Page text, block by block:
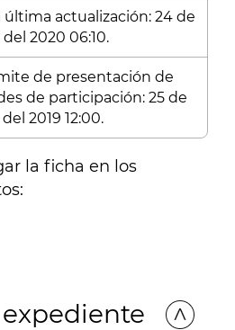
última actualización: 24 de
2020 06:10.
de presentación de
de participación: 25 de
2019 12:00.
la ficha en los